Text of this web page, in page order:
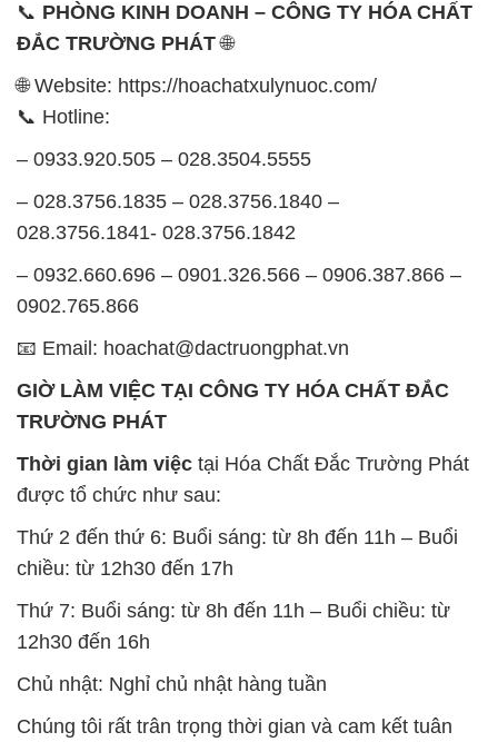
📞 PHÒNG KINH DOANH – CÔNG TY HÓA CHẤT
ĐẮC TRƯỜNG PHÁT🌐
🌐 Website: https://hoachatxulynuoc.com/
📞 Hotline:
– 0933.920.505 – 028.3504.5555
– 028.3756.1835 – 028.3756.1840 –
028.3756.1841- 028.3756.1842
– 0932.660.696 – 0901.326.566 – 0906.387.866 –
0902.765.866
📧 Email: hoachat@dactruongphat.vn
GIỜ LÀM VIỆC TẠI CÔNG TY HÓA CHẤT ĐẮC
TRƯỜNG PHÁT
Thời gian làm việc tại Hóa Chất Đắc Trường Phát
được tổ chức như sau:
Thứ 2 đến thứ 6: Buổi sáng: từ 8h đến 11h – Buổi
chiều: từ 12h30 đến 17h
Thứ 7: Buổi sáng: từ 8h đến 11h – Buổi chiều: từ
12h30 đến 16h
Chủ nhật: Nghỉ chủ nhật hàng tuần
Chúng tôi rất trân trọng thời gian và cam kết tuân